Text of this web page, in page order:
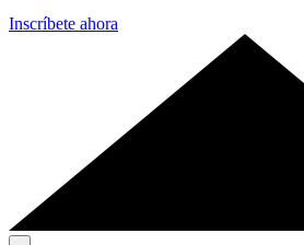
Inscríbete ahora